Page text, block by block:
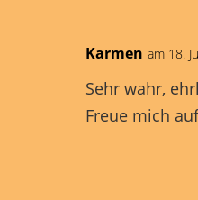
Karmen am 18.
Sehr wahr,
Freue mich